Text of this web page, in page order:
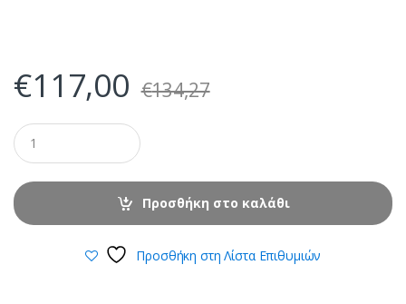
€117,00 €134,27
Προσθήκη στο καλάθι
Προσθήκη στη Λίστα Επιθυμιών